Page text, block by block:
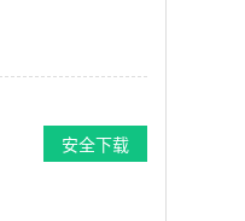
安全下载